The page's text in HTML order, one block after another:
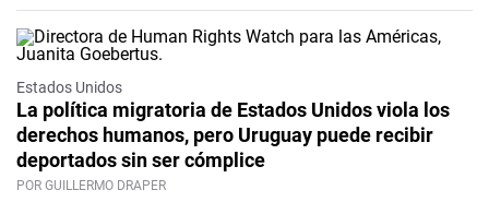
Estados Unidos
La política migratoria de Estados Unidos viola los
derechos humanos, pero Uruguay puede recibir
deportados sin ser cómplice
POR GUILLERMO DRAPER